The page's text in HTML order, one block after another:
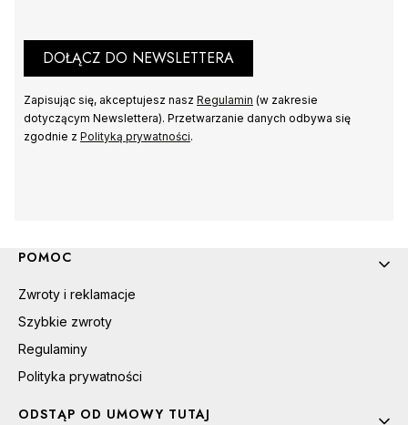
DOŁĄCZ DO NEWSLETTERA
Zapisując się, akceptujesz nasz Regulamin (w zakresie
dotyczącym Newslettera). Przetwarzanie danych odbywa się
zgodnie z Polityką prywatności.
Linki w stopce
POMOC
Zwroty i reklamacje
Szybkie zwroty
Regulaminy
Polityka prywatności
ODSTĄP OD UMOWY TUTAJ